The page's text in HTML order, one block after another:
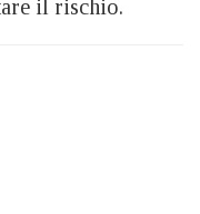
il rischio.